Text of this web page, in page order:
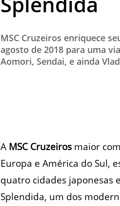
MSC Cruzeiros enriquece
agosto de 2018 para uma
Aomori, Sendai, e ainda
A MSC Cruzeirosmaior
Europa e América do Sul,
quatro cidades japonesas
Splendida, um dos